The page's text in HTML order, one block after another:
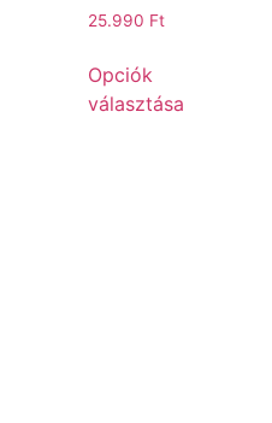
25.990 Ft
Opciók
választása